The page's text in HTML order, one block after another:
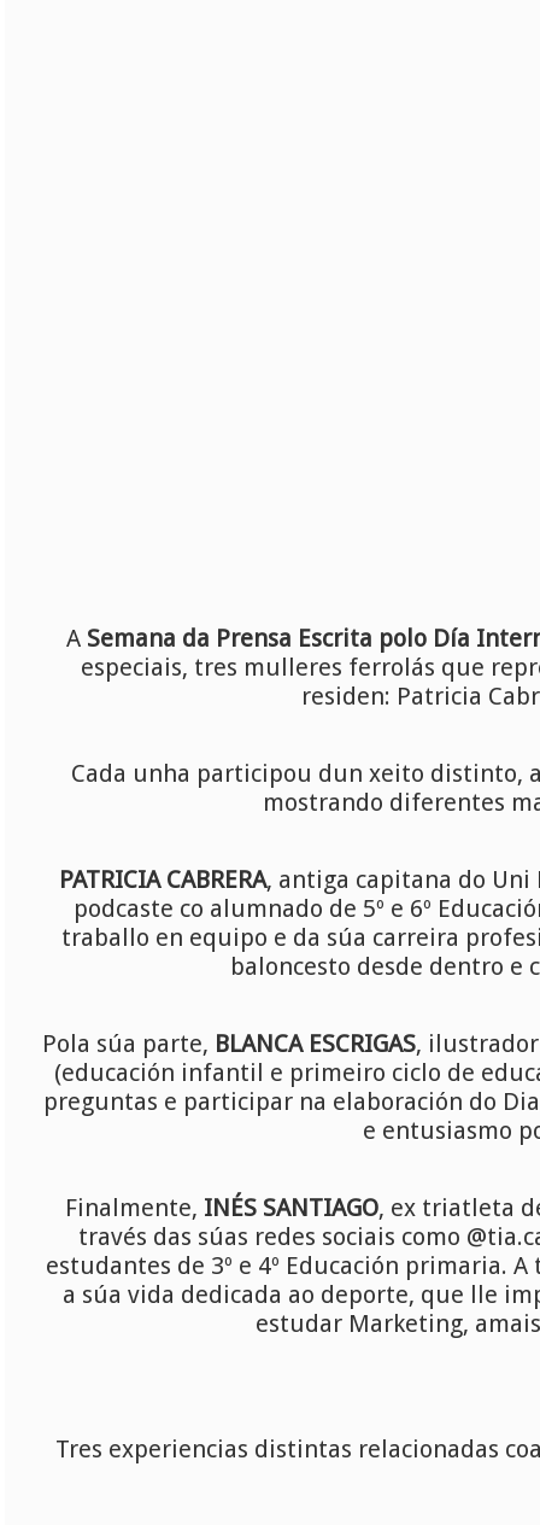
A Semana da Prensa Escrita polo Día
especiais, tres mulleres ferrolás que
residen: Patricia
Cada unha participou dun xeito distinto,
mostrando diferentes
PATRICIA CABRERA, antiga capitana do
podcaste co alumnado de 5º e 6º
traballo en equipo e da súa carreira
baloncesto desde dentro e
Pola súa parte, BLANCA ESCRIGAS,
(educación infantil e primeiro ciclo de
preguntas e participar na elaboración do
e entusiasmo
Finalmente, INÉS SANTIAGO, ex triatleta
través das súas redes sociais como
estudantes de 3º e 4º Educación primaria.
a súa vida dedicada ao deporte, que lle
estudar Marketing,
Tres experiencias distintas relacionadas